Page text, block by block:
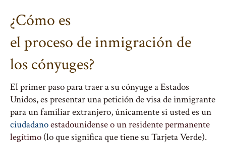
¿Cómo es
el proceso de inmigración de
los cónyuges?
El primer paso para traer a su cónyuge a Estados
Unidos, es presentar una petición de visa de inmigrante
para un familiar extranjero, únicamente si usted es un
ciudadanoestadounidense o un residente permanente
legítimo (lo que significa que tiene su Tarjeta Verde).